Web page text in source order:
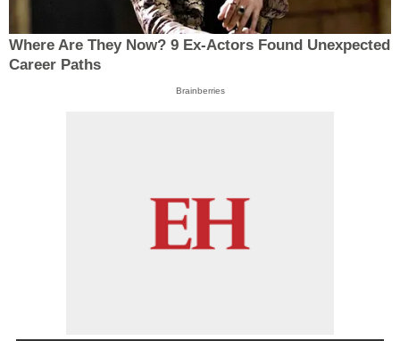
Where Are They Now? 9 Ex-Actors Found Unexpected
Career Paths
Brainberries